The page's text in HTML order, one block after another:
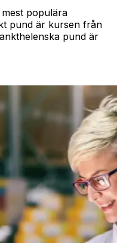
populära
pund är kursen från
pund är